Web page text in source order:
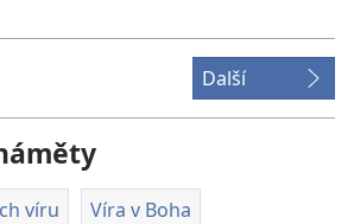
Další
víru Víra v Boha